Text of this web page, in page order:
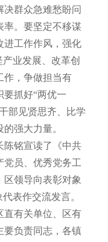
决群众急难愁盼问
率。要坚定不移谋
进工作作风，强化
业发展、改革创
作，争做担当有
要抓好“两优一
部见贤思齐、比学
强大力量。
铭宣读了《中共
党员、优秀党务工
区领导向表彰对象
表作交流发言。
有关单位、区有
要负责同志，各镇